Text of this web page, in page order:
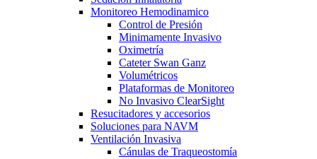
Monitoreo Hemodinamico
Control de Presión
Minimamente Invasivo
Oximetría
Cateter Swan Ganz
Volumétricos
Plataformas de Monitoreo
No Invasivo ClearSight
Resucitadores y accesorios
Soluciones para NAVM
Ventilación Invasiva
Cánulas de Traqueostomía